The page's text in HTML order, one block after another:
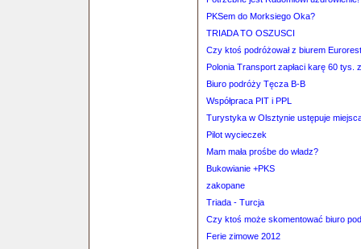
PKSem do Morksiego Oka?
TRIADA TO OSZUSCI
Czy ktoś podróżował z biurem
Polonia Transport zapłaci karę 60 tys.
Biuro podróży Tęcza B-B
Współpraca PIT i PPL
Turystyka w Olsztynie ustępuje
Pilot wycieczek
Mam mała prośbe do władz?
Bukowianie +PKS
zakopane
Triada - Turcja
Czy ktoś może skomentować biuro
Ferie zimowe 2012